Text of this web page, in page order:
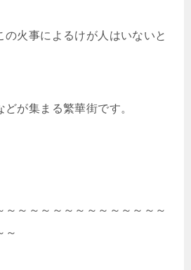
の火事によるけが人はいないと
が集まる繁華街です。
～～～～～～～～～～～～～～
～